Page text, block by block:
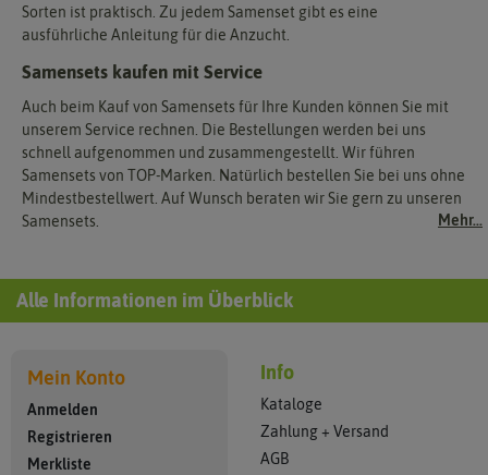
Mehr...
Sorten ist praktisch. Zu jedem Samenset gibt es eine
ausführliche Anleitung für die Anzucht.
Samensets kaufen mit Service
Auch beim Kauf von Samensets für Ihre Kunden können Sie mit
unserem Service rechnen. Die Bestellungen werden bei uns
schnell aufgenommen und zusammengestellt. Wir führen
Samensets von TOP-Marken. Natürlich bestellen Sie bei uns ohne
Mindestbestellwert. Auf Wunsch beraten wir Sie gern zu unseren
Samensets.
Alle Informationen im Überblick
Mein Konto
Anmelden
Registrieren
Merkliste
Info
Kataloge
Zahlung + Versand
AGB